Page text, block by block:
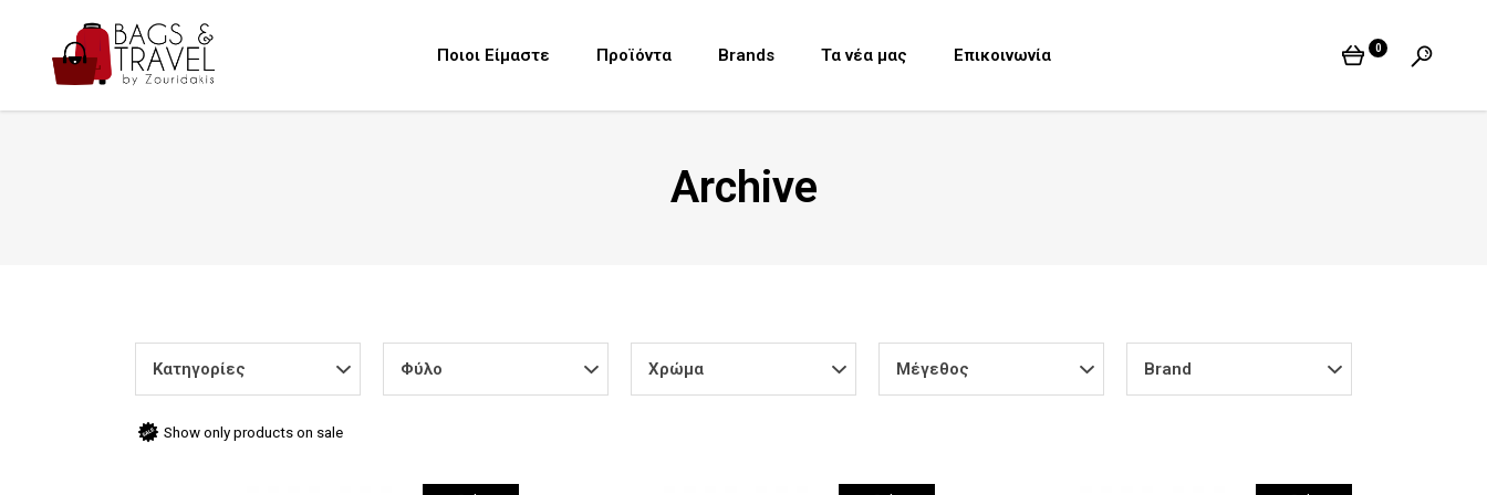
Ποιοι Είμαστε Προϊόντα Brands Τα νέα μας Επικοινωνία 0
Archive
Κατηγορίες Φύλο Χρώμα Μέγεθος Brand
Show only products on sale